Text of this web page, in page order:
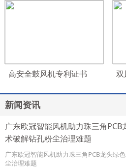
高安全鼓风机专利证书
新闻资讯
广东欧冠智能风机助力珠三角
术破解钻孔粉尘治理难题
广东欧冠智能风机助力珠三角PCB龙头绿
尘治理难题